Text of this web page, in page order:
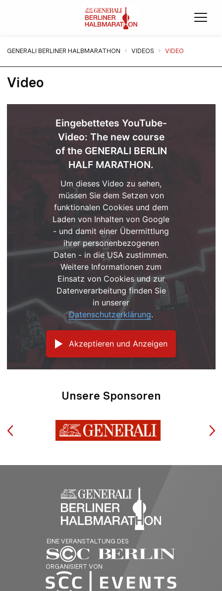
GENERALI BERLINER HALBMARATHON VIDEOS VIDEO
Video
Eingebettetes YouTube-
Video: The new course
of the GENERALI BERLIN
HALF MARATHON.
Um dieses Video zu sehen,
müssen Sie dem Setzen von
funktionalen Cookies und dem
Laden von Inhalten von Google
- und damit einer Übermittlung
ihrer personenbezogenen
Daten - in die USA zustimmen.
Weitere Informationen zum
Einsatz von Cookies und zur
Datenverarbeitung finden Sie
in unserer
Datenschutzerklärung.
Akzeptieren und Anzeigen
Unsere Sponsoren
EINE VERANSTALTUNG DES
ORGANISIERT VON